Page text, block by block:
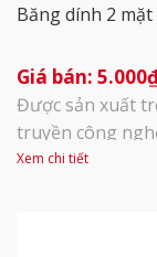
Băng dính 2 mặt
5.000
Được sản xuất
truyền công
với kỹ thuật cắt,
Xem chi tiết